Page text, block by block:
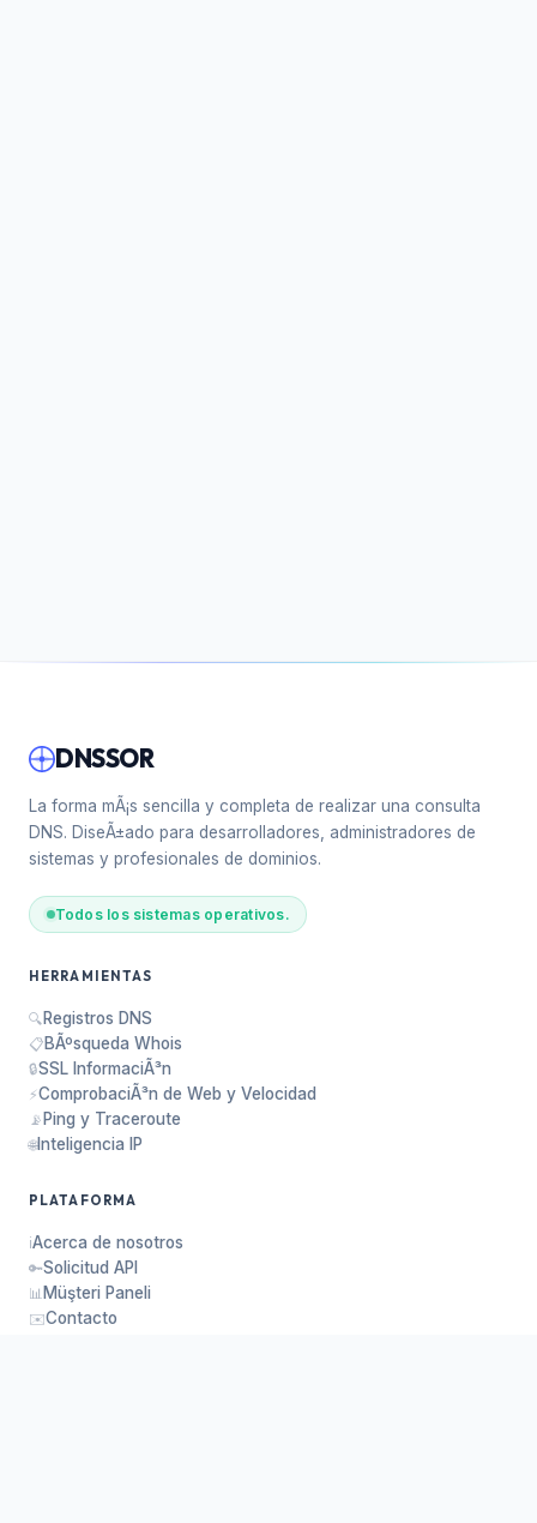
DNSSOR
La forma mÃ¡s sencilla y completa de realizar una consulta
DNS. DiseÃ±ado para desarrolladores, administradores de
sistemas y profesionales de dominios.
Todos los sistemas operativos.
HERRAMIENTAS
🔍Registros DNS
📋BÃºsqueda Whois
🔒SSL InformaciÃ³n
⚡ComprobaciÃ³n de Web y Velocidad
📡Ping y Traceroute
🌐Inteligencia IP
PLATAFORMA
ℹ️Acerca de nosotros
🔑Solicitud API
📊 Müşteri Paneli
✉️Contacto